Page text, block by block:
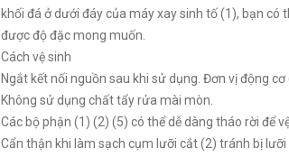
khối đá ở dưới đáy của máy xay sinh tố (1), bạn có
được độ đặc mong muốn.
Cách vệ sinh
Ngắt kết nối nguồn sau khi sử dụng. Đơn vị động
Không sử dụng chất tẩy rửa mài mòn.
Các bộ phận (1) (2) (5) có thể dễ dàng tháo rời để
Cẩn thận khi làm sạch cụm lưỡi cắt (2) tránh bị